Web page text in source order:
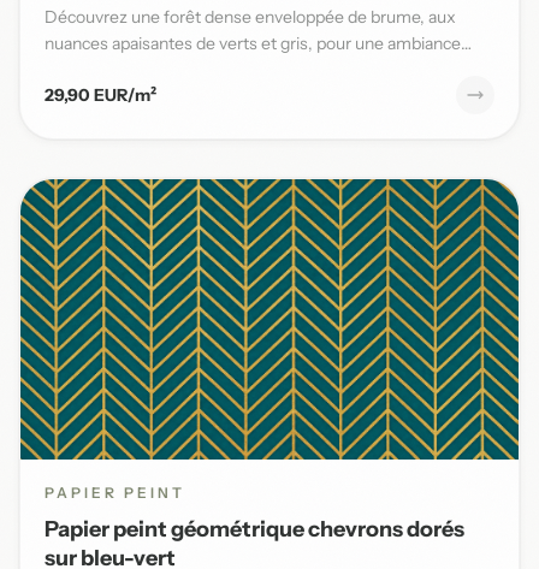
Découvrez une forêt dense enveloppée de brume, aux
nuances apaisantes de verts et gris, pour une ambiance
29,90 EUR/m²
PAPIER PEINT
Papier peint géométrique chevrons dorés
sur bleu-vert